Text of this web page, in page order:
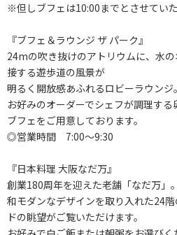
※但しブフェは10:00までとさせていた
『ブフェ＆ラウンジ ザ パーク』
24mの吹き抜けのアトリウムに、水
接する遊歩道の風景が
明るく開放感あふれるロビーラウンジ。
お好みのオーダーでシェフが調理す
ブフェをご用意しております。
◎営業時間 7:00～9:30
『日本料理 大阪なだ万』
創業180周年を迎えた老舗「なだ万」。
和モダンなデザインを取り入れた24
ドの眺望がご覧いただけます。